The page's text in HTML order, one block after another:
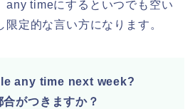
any timeにするといつでも空い
定的な言い方になります。
any time next week?
がつきますか？